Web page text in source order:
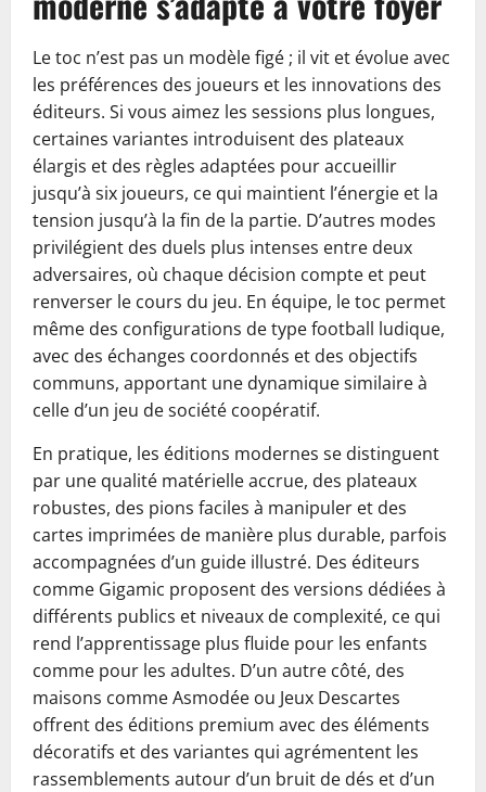
Le toc n’est pas un modèle figé ; il vit et évolue avec
les préférences des joueurs et les innovations des
éditeurs. Si vous aimez les sessions plus longues,
certaines variantes introduisent des plateaux
élargis et des règles adaptées pour accueillir
jusqu’à six joueurs, ce qui maintient l’énergie et la
tension jusqu’à la fin de la partie. D’autres modes
privilégient des duels plus intenses entre deux
adversaires, où chaque décision compte et peut
renverser le cours du jeu. En équipe, le toc permet
même des configurations de type football ludique,
avec des échanges coordonnés et des objectifs
communs, apportant une dynamique similaire à
celle d’un jeu de société coopératif.
En pratique, les éditions modernes se distinguent
par une qualité matérielle accrue, des plateaux
robustes, des pions faciles à manipuler et des
cartes imprimées de manière plus durable, parfois
accompagnées d’un guide illustré. Des éditeurs
comme Gigamic proposent des versions dédiées à
différents publics et niveaux de complexité, ce qui
rend l’apprentissage plus fluide pour les enfants
comme pour les adultes. D’un autre côté, des
maisons comme Asmodée ou Jeux Descartes
offrent des éditions premium avec des éléments
décoratifs et des variantes qui agrémentent les
rassemblements autour d’un bruit de dés et d’un